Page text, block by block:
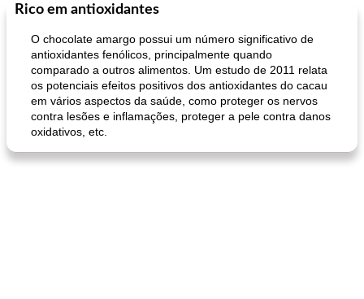
1470min
Feriados e Eventos
queijo festivo mergulho 'slaw' perfurador de romã temperada
Rico em antioxidantes
O chocolate amargo possui um número significativo de
antioxidantes fenólicos, principalmente quando
comparado a outros alimentos. Um estudo de 2011 relata
os potenciais efeitos positivos dos antioxidantes do cacau
em vários aspectos da saúde, como proteger os nervos
contra lesões e inflamações, proteger a pele contra danos
oxidativos, etc.